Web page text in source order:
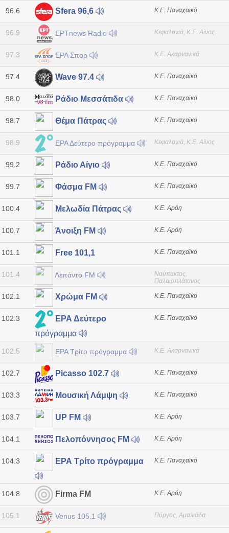
96.6 Sfera 96,6 Κ.Ε. Παναχαϊκό
96.9 ΕΡΤnews Radio Κεφαλονιά, Κ.Ε. Αίνος
97.3 ΕΡΑ Σπορ Κ.Ε. Ακαρνανικά
97.4 Wave 97.4 Κ.Ε. Παναχαϊκό
98.0 Ράδιο Μεσσάτιδα Κ.Ε. Παναχαϊκό
98.7 Θέμα Πάτρας Κ.Ε. Παναχαϊκό
98.9 ΕΡΑ Δεύτερο πρόγραμμα Κεφαλονιά, Κ.Ε. Αίνος
99.2 Ράδιο Αίγιο Κ.Ε. Παναχαϊκό
99.7 Φάσμα FM Κ.Ε. Παναχαϊκό
100.4 Μελωδία Πάτρας Κ.Ε. Αρόη
100.7 Άνοιξη FM Κ.Ε. Αρόη
101.1 Free 101,1 Κ.Ε. Παναχαϊκό
101.4 Λεπάντο FM
Ναύπακτος,
Παλαιοπλάτανος
102.1 Χρώμα FM Κ.Ε. Παναχαϊκό
102.3
ΕΡΑ Δεύτερο
πρόγραμμα
Κ.Ε. Παναχαϊκό
102.5 ΕΡΑ Τρίτο πρόγραμμα Κ.Ε. Ακαρνανικά
102.7 Picasso 102.7 Κ.Ε. Παναχαϊκό
103.3 Μουσική Λάμψη Κ.Ε. Παναχαϊκό
103.7 UP FM Κ.Ε. Αρόη
104.1 Πελοπόννησος FM Κ.Ε. Αρόη
104.3 ΕΡΑ Τρίτο πρόγραμμα Κ.Ε. Παναχαϊκό
104.8 Firma FM Κ.Ε. Αρόη
105.1 Venus 105.1 Πύργος, Αμαλιάδα